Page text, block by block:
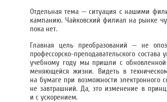
Отдельная тема — ситуация с нашими
кампанию. Чайковский филиал на рынке
пока нет.
Главная цель преобразований — не
профессорско-преподавательского
учебному году мы пришли с обновленной
меняющейся жизни. Видеть в
на бумаге при возможности
не завтрашний. Да, это изменение в
и с ускорением.